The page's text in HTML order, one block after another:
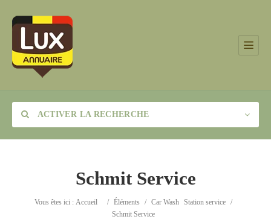
ACTIVER LA RECHERCHE
Catégorie
Schmit Service
Vous êtes ici : Accueil / Éléments / Car Wash Station service
/
Schmit Service